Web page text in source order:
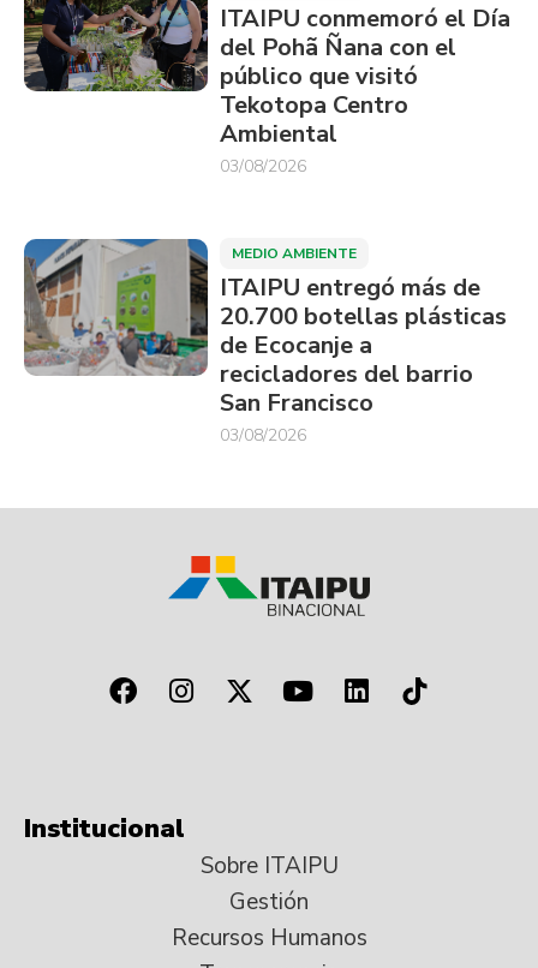
ITAIPU conmemoró el Día
del Pohã Ñana con el
público que visitó
Tekotopa Centro
Ambiental
03/08/2026
MEDIO AMBIENTE
ITAIPU entregó más de
20.700 botellas plásticas
de Ecocanje a
recicladores del barrio
San Francisco
03/08/2026
Institucional
Sobre ITAIPU
Gestión
Recursos Humanos